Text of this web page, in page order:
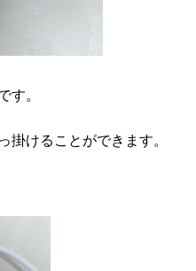
。
けることができます。